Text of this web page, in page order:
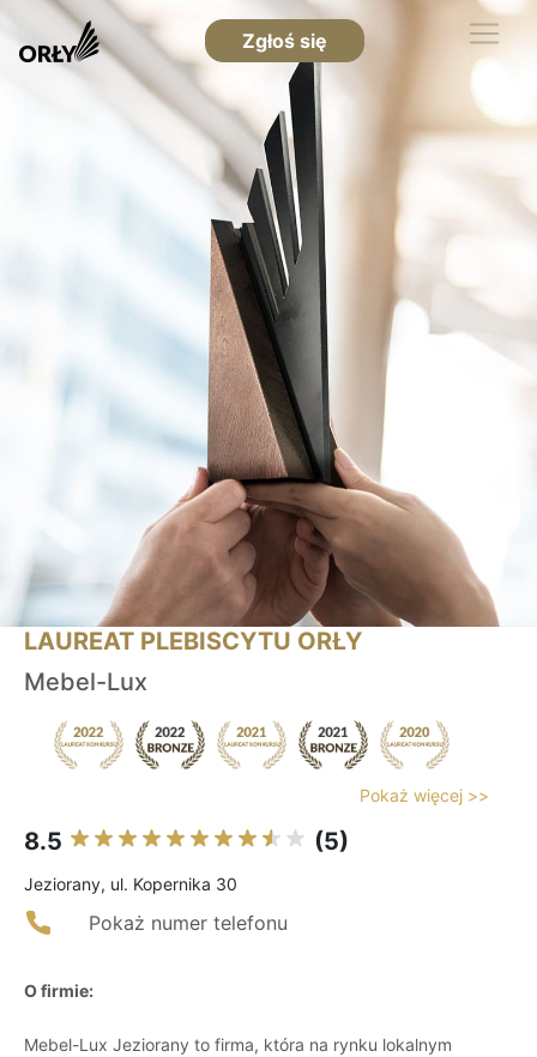
Zgłoś się
LAUREAT PLEBISCYTU ORŁY
Mebel-Lux
Pokaż więcej >>
8.5 (5)
Jeziorany, ul. Kopernika 30
Pokaż numer telefonu
O firmie:
Mebel-Lux Jeziorany to firma, która na rynku lokalnym